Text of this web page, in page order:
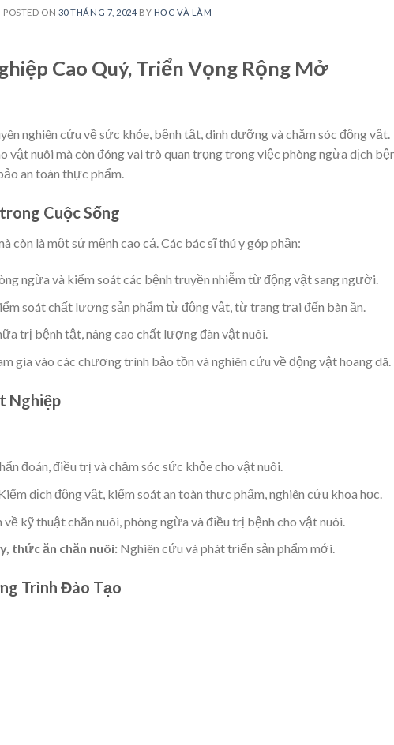
POSTED ON 30 THÁNG 7, 2024 BY HỌC VÀ LÀM
Cao Quý, Triển Vọng Rộng Mở
nghiên cứu về sức khỏe, bệnh tật, dinh dưỡng và chăm sóc động vật.
vật nuôi mà còn đóng vai trò quan trọng trong việc phòng ngừa dịch
an toàn thực phẩm.
Cuộc Sống
còn là một sứ mệnh cao cả. Các bác sĩ thú y góp phần:
ngừa và kiểm soát các bệnh truyền nhiễm từ động vật sang người.
soát chất lượng sản phẩm từ động vật, từ trang trại đến bàn ăn.
trị bệnh tật, nâng cao chất lượng đàn vật nuôi.
gia vào các chương trình bảo tồn và nghiên cứu về động vật hoang dã.
Nghiệp
đoán, điều trị và chăm sóc sức khỏe cho vật nuôi.
dịch động vật, kiểm soát an toàn thực phẩm, nghiên cứu khoa học.
kỹ thuật chăn nuôi, phòng ngừa và điều trị bệnh cho vật nuôi.
thức ăn chăn nuôi:Nghiên cứu và phát triển sản phẩm mới.
Trình Đào Tạo